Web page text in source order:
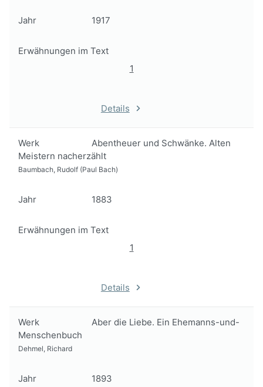
Jahr 1917
Erwähnungen im Text
1
Details
Werk
Abentheuer und Schwänke. Alten
Meistern nacherzählt
Baumbach, Rudolf (Paul Bach)
Jahr 1883
Erwähnungen im Text
1
Details
Werk
Aber die Liebe. Ein Ehemanns-und-
Menschenbuch
Dehmel, Richard
Jahr 1893